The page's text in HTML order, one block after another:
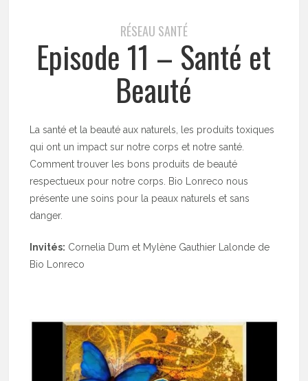
RÉSEAU SANTÉ
Episode 11 – Santé et
Beauté
La santé et la beauté aux naturels, les produits toxiques
qui ont un impact sur notre corps et notre santé.
Comment trouver les bons produits de beauté
respectueux pour notre corps. Bio Lonreco nous
présente une soins pour la peaux naturels et sans
danger.
Invités: Cornelia Dum et Mylène Gauthier Lalonde de
Bio Lonreco